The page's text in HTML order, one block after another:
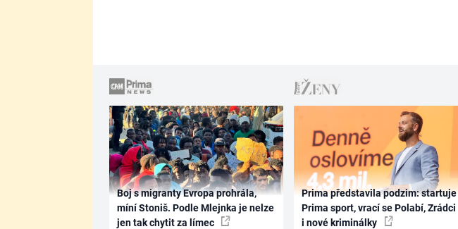
Boj s migranty Evropa prohrála,
míní Stoniš. Podle Mlejnka je nelze
jen tak chytit za límec
Prima představila podzim: startuje
Prima sport, vrací se Polabí, Zrádci
i nové kriminálky